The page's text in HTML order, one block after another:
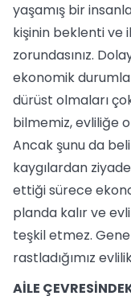
yaşamış bir
kişinin beklenti ve
zorundasınız.
ekonomik
dürüst olmaları
bilmemiz, evliliğe
Ancak şunu da
kaygılardan
ettiği sürece
planda kalır ve
teşkil etmez.
rastladığımız
AİLE